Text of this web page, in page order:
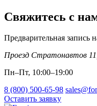
Свяжитесь с
Предварительная запись
Проезд Стратонавтов
Пн–Пт, 10:00–19:00
8 (800) 500-65-98
Оставить заявку